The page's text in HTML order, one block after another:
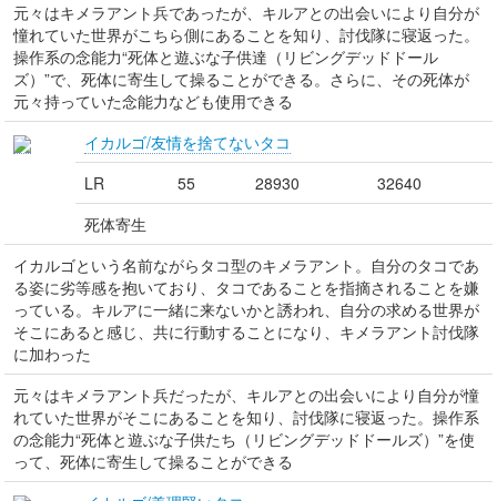
元々はキメラアント兵であったが、キルアとの出会いにより自分が
憧れていた世界がこちら側にあることを知り、討伐隊に寝返った。
操作系の念能力“死体と遊ぶな子供達（リビングデッドドール
ズ）”で、死体に寄生して操ることができる。さらに、その死体が
元々持っていた念能力なども使用できる
イカルゴ/友情を捨てないタコ
LR
55 28930
32640
死体寄生
イカルゴという名前ながらタコ型のキメラアント。自分のタコであ
る姿に劣等感を抱いており、タコであることを指摘されることを嫌
っている。キルアに一緒に来ないかと誘われ、自分の求める世界が
そこにあると感じ、共に行動することになり、キメラアント討伐隊
に加わった
元々はキメラアント兵だったが、キルアとの出会いにより自分が憧
れていた世界がそこにあることを知り、討伐隊に寝返った。操作系
の念能力“死体と遊ぶな子供たち（リビングデッドドールズ）”を使
って、死体に寄生して操ることができる